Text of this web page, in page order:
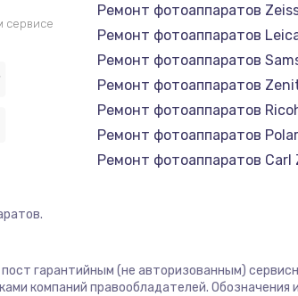
сервисе
Ремонт фотоаппаратов
Ремонт фотоаппаратов
Ремонт фотоаппаратов
Ремонт фотоаппаратов
Ремонт фотоаппаратов
Ремонт фотоаппаратов
Ремонт фотоаппаратов Carl
гарантийным (не авторизованным)
компаний правообладателей.